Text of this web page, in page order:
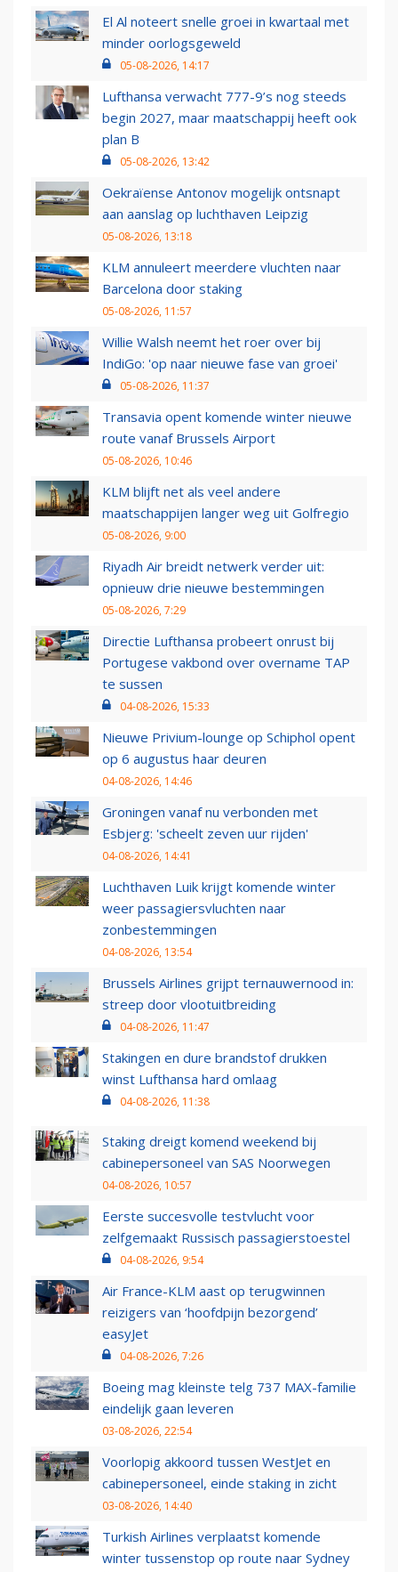
El Al noteert snelle groei in kwartaal met
minder oorlogsgeweld
05-08-2026, 14:17
Lufthansa verwacht 777-9’s nog steeds
begin 2027, maar maatschappij heeft ook
plan B
05-08-2026, 13:42
Oekraïense Antonov mogelijk ontsnapt
aan aanslag op luchthaven Leipzig
05-08-2026, 13:18
KLM annuleert meerdere vluchten naar
Barcelona door staking
05-08-2026, 11:57
Willie Walsh neemt het roer over bij
IndiGo: 'op naar nieuwe fase van groei'
05-08-2026, 11:37
Transavia opent komende winter nieuwe
route vanaf Brussels Airport
05-08-2026, 10:46
KLM blijft net als veel andere
maatschappijen langer weg uit Golfregio
05-08-2026, 9:00
Riyadh Air breidt netwerk verder uit:
opnieuw drie nieuwe bestemmingen
05-08-2026, 7:29
Directie Lufthansa probeert onrust bij
Portugese vakbond over overname TAP
te sussen
04-08-2026, 15:33
Nieuwe Privium-lounge op Schiphol opent
op 6 augustus haar deuren
04-08-2026, 14:46
Groningen vanaf nu verbonden met
Esbjerg: 'scheelt zeven uur rijden'
04-08-2026, 14:41
Luchthaven Luik krijgt komende winter
weer passagiersvluchten naar
zonbestemmingen
04-08-2026, 13:54
Brussels Airlines grijpt ternauwernood in:
streep door vlootuitbreiding
04-08-2026, 11:47
Stakingen en dure brandstof drukken
winst Lufthansa hard omlaag
04-08-2026, 11:38
Staking dreigt komend weekend bij
cabinepersoneel van SAS Noorwegen
04-08-2026, 10:57
Eerste succesvolle testvlucht voor
zelfgemaakt Russisch passagierstoestel
04-08-2026, 9:54
Air France-KLM aast op terugwinnen
reizigers van ‘hoofdpijn bezorgend’
easyJet
04-08-2026, 7:26
Boeing mag kleinste telg 737 MAX-familie
eindelijk gaan leveren
03-08-2026, 22:54
Voorlopig akkoord tussen WestJet en
cabinepersoneel, einde staking in zicht
03-08-2026, 14:40
Turkish Airlines verplaatst komende
winter tussenstop op route naar Sydney